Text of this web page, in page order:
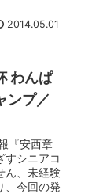
2014.05.01
わんぱ
ンプ／
『安西章
すシニアコ
ん、未経験
、今回の発